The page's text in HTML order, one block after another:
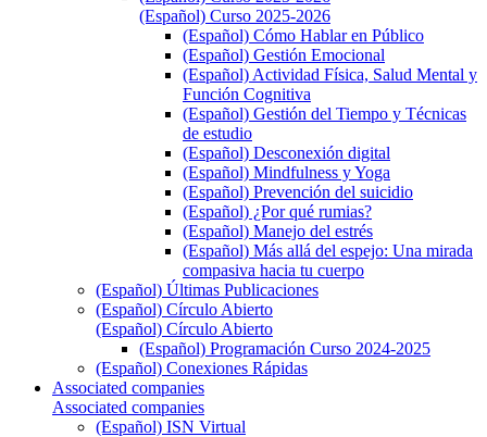
(Español) Curso 2025-2026
(Español) Cómo Hablar en Público
(Español) Gestión Emocional
(Español) Actividad Física, Salud Mental y
Función Cognitiva
(Español) Gestión del Tiempo y Técnicas
de estudio
(Español) Desconexión digital
(Español) Mindfulness y Yoga
(Español) Prevención del suicidio
(Español) ¿Por qué rumias?
(Español) Manejo del estrés
(Español) Más allá del espejo: Una mirada
compasiva hacia tu cuerpo
(Español) Últimas Publicaciones
(Español) Círculo Abierto
(Español) Círculo Abierto
(Español) Programación Curso 2024-2025
(Español) Conexiones Rápidas
Associated companies
Associated companies
(Español) ISN Virtual